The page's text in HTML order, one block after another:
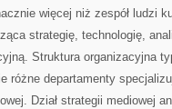
więcej niż zespół ludzi
strategię, technologię,
Struktura organizacyjna
różne departamenty
Dział strategii mediowej